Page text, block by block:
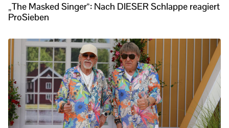
„The Masked Singer“: Nach DIESER Schlappe reagiert
ProSieben